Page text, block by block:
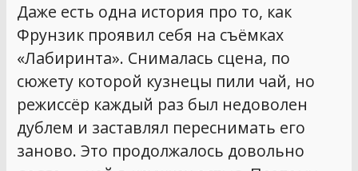
Даже есть одна история про то, как
Фрунзик проявил себя на съёмках
«Лабиринта». Снималась сцена, по
сюжету которой кузнецы пили чай, но
режиссёр каждый раз был недоволен
дублем и заставлял переснимать его
заново. Это продолжалось довольно